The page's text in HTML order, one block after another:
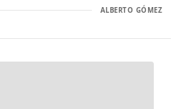
ALBERTO GÓMEZ